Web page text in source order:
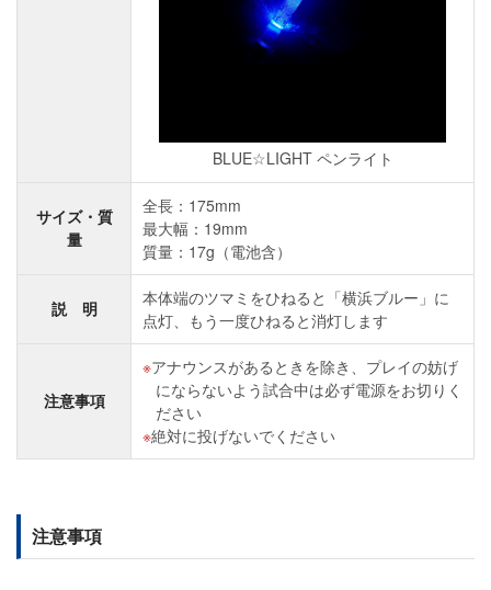
BLUE☆LIGHT ペンライト
サイズ・質
量
全長：175mm
最大幅：19mm
質量：17g（電池含）
説 明
本体端のツマミをひねると「横浜ブルー」に
点灯、もう一度ひねると消灯します
注意事項
アナウンスがあるときを除き、プレイの妨げ
にならないよう試合中は必ず電源をお切りく
ださい
絶対に投げないでください
注意事項